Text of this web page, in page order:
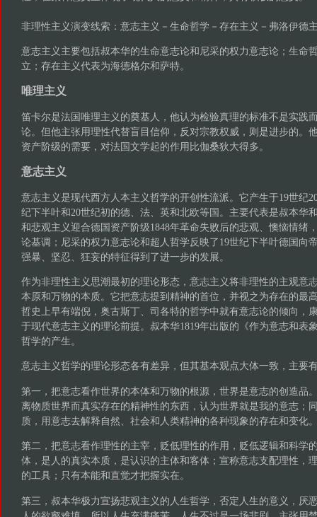
非理性主义演变线索：意志主义－生命哲学－存在主义－弗洛伊德
意志主义主要包括叔本华的生命意志论和尼采的权力意志论；生命
立；存在主义代表为海德格尔和萨特。
唯理主义
笛卡尔是法国唯理主义的奠基人，他认为检验真理的标准不是实践
论。但他主张用理性代替盲目信仰，反对宗教权威，则是进步的。
资产阶级的需要，对法国文学起的作用比伽桑狄大得多。
意志主义
意志主义是现代西方人本主义哲学的开创性流派。它产生于19世纪
纪下半叶和20世纪初的德、法、英和北欧等国。主要代表是叔本华
和悲观主义迎合德国资产阶级1848年革命失败后的悲观、懊恼情绪
论基调；尼采的权力意志论和超人哲学反映了19世纪下半叶德国向
强暴、坚忍、狂妄的特征得到了进一步的发展。
作为非理性主义思潮最初的理论形态，意志主义将非理性的主观意
本原和万物的本质。它把意志提到精神的首位，并视之为存在的最
哲史上早有端倪，奥古斯丁、司各特的哲学中就有意志论的倾向，
于现代意志主义的理论前提。叔本华1819年出版的《作为意志和表
哲学的产生。
意志主义哲学的理论形态各有差异，但其基本观点大体一致，主要
第一，把意志看作世界的本体和万物的根源，世界是意志的创造品
离物质世界而真实存在的精神性的东西，认为世界就是我的意志；
质，用意志去解释自然、社会和人类精神的各种现象的存在和变化
第二，把意志看作理性的主宰，贬低理性的作用，贬低逻辑和科学
体，是人的真实本质，是认识的主体和客体；宣称意志支配理性，
的工具；只有本能和直觉才把握实在。
第三，叔本华极力宣扬悲观主义的人生哲学，否定人生的意义，厌